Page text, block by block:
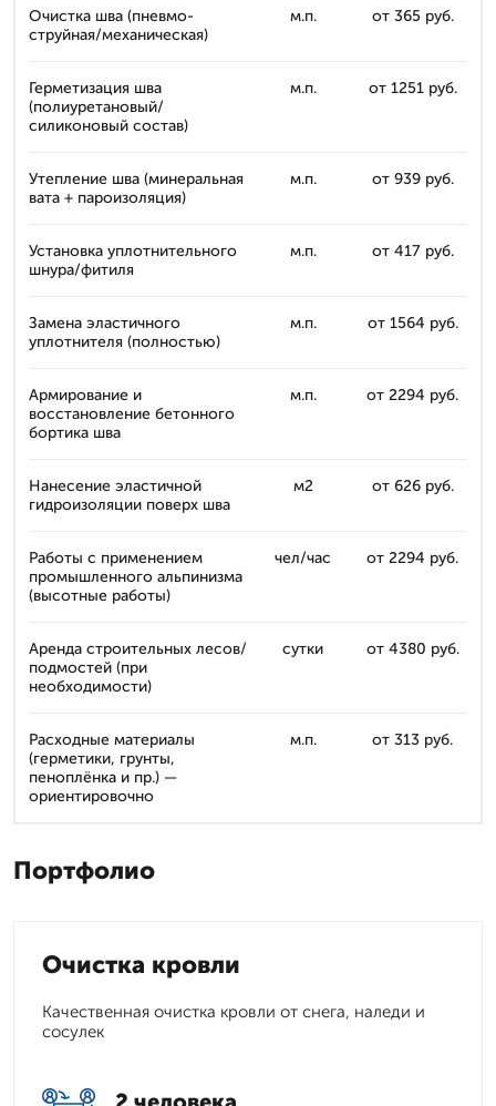
Очистка шва (пневмо-
струйная/механическая)
м.п. от 365 руб.
Герметизация шва
(полиуретановый/
силиконовый состав)
м.п. от 1251 руб.
Утепление шва (минеральная
вата + пароизоляция)
м.п. от 939 руб.
Установка уплотнительного
шнура/фитиля
м.п. от 417 руб.
Замена эластичного
уплотнителя (полностью)
м.п. от 1564 руб.
Армирование и
восстановление бетонного
бортика шва
м.п. от 2294 руб.
Нанесение эластичной
гидроизоляции поверх шва
м2 от 626 руб.
Работы с применением
промышленного альпинизма
(высотные работы)
чел/час от 2294 руб.
Аренда строительных лесов/
подмостей (при
необходимости)
сутки от 4380 руб.
Расходные материалы
(герметики, грунты,
пеноплёнка и пр.) —
ориентировочно
м.п. от 313 руб.
Портфолио
Очистка кровли
Качественная очистка кровли от снега, наледи и
сосулек